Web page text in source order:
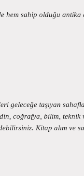
sahip olduğu antika
geleceğe taşıyan
coğrafya, bilim,
Kitap alım ve